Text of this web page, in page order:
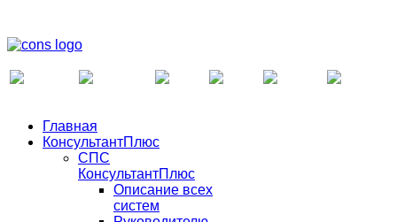
Главная
КонсультантПлюс
СПС
КонсультантПлюс
Описание всех
систем